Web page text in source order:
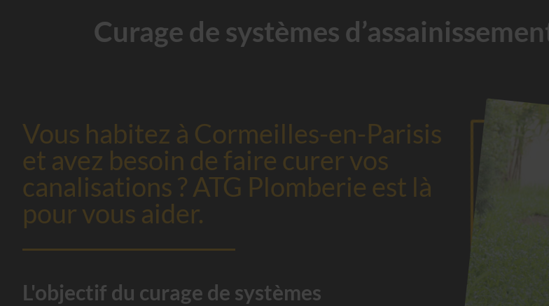
Curage de systèmes
Vous habitez à Cormeilles-en-Parisis
et avez besoin de faire curer vos
canalisations ? ATG Plomberie est là
pour vous aider.
L'objectif du curage de systèmes